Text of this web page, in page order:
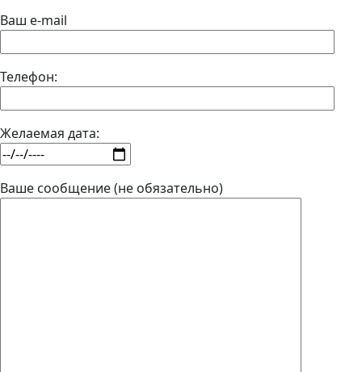
Ваш e-mail
Телефон:
Желаемая дата:
Ваше сообщение (не обязательно)